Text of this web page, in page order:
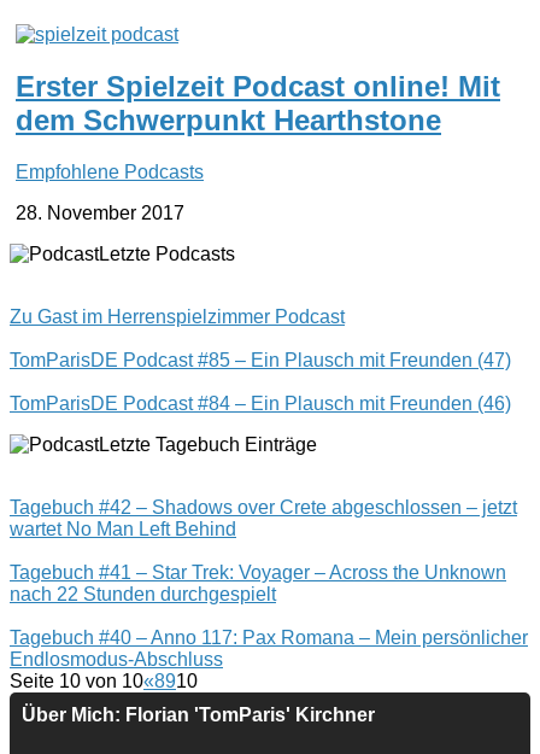
Erster Spielzeit Podcast online! Mit
dem Schwerpunkt Hearthstone
Empfohlene Podcasts
28. November 2017
Letzte Podcasts
Zu Gast im Herrenspielzimmer Podcast
TomParisDE Podcast #85 – Ein Plausch mit Freunden (47)
TomParisDE Podcast #84 – Ein Plausch mit Freunden (46)
Letzte Tagebuch Einträge
Tagebuch #42 – Shadows over Crete abgeschlossen – jetzt
wartet No Man Left Behind
Tagebuch #41 – Star Trek: Voyager – Across the Unknown
nach 22 Stunden durchgespielt
Tagebuch #40 – Anno 117: Pax Romana – Mein persönlicher
Endlosmodus-Abschluss
Seite 10 von 10«8910
Über Mich: Florian 'TomParis' Kirchner